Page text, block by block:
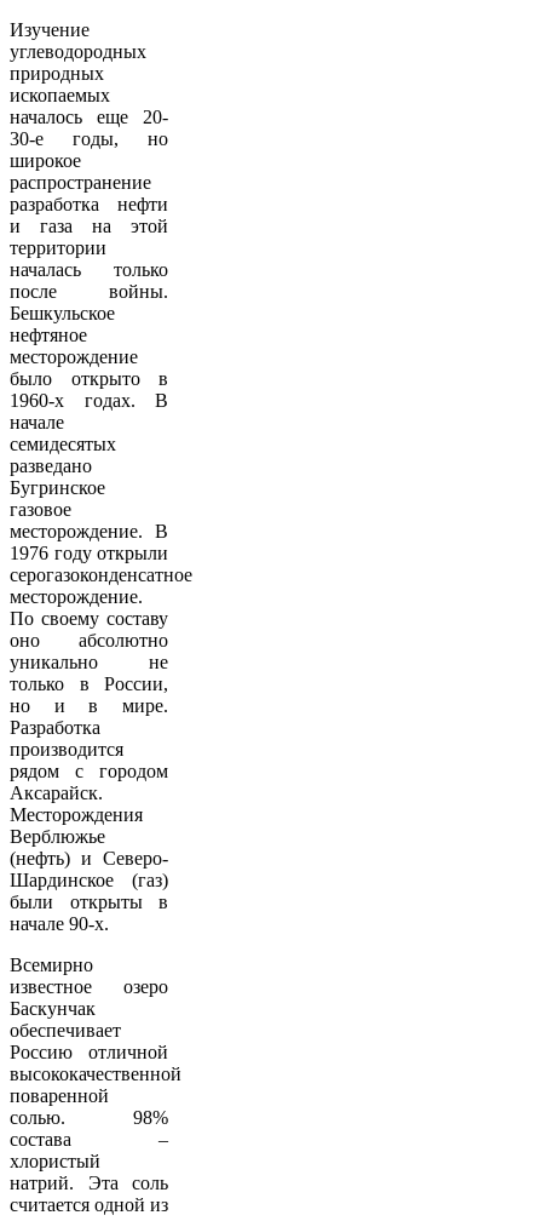
Изучение
углеводородных
природных
ископаемых
началось еще 20-
30-е годы, но
широкое
распространение
разработка нефти
и газа на этой
территории
началась только
после войны.
Бешкульское
нефтяное
месторождение
было открыто в
1960-х годах. В
начале
семидесятых
разведано
Бугринское
газовое
месторождение. В
1976 году открыли
серогазоконденсатное
месторождение.
По своему составу
оно абсолютно
уникально не
только в России,
но и в мире.
Разработка
производится
рядом с городом
Аксарайск.
Месторождения
Верблюжье
(нефть) и Северо-
Шардинское (газ)
были открыты в
начале 90-х.
Всемирно
известное озеро
Баскунчак
обеспечивает
Россию отличной
высококачественной
поваренной
солью. 98%
состава –
хлористый
натрий. Эта соль
считается одной из